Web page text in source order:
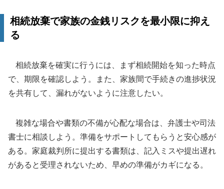
相続放棄で家族の金銭リスクを最小限に抑え
る
相続放棄を確実に行うには、まず相続開始を知った時点
で、期限を確認しよう。また、家族間で手続きの進捗状況
を共有して、漏れがないように注意したい。
複雑な場合や書類の不備が心配な場合は、弁護士や司法
書士に相談しよう。準備をサポートしてもらうと安心感が
ある。家庭裁判所に提出する書類は、記入ミスや提出遅れ
があると受理されないため、早めの準備がカギになる。